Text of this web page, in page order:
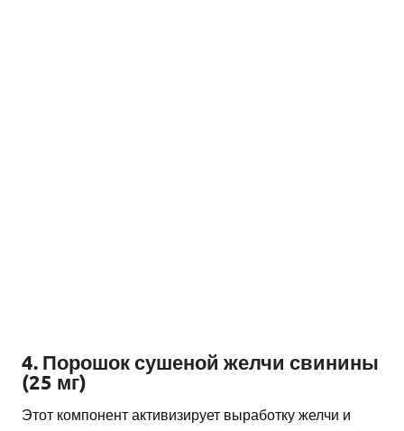
4. Порошок сушеной желчи свинины
(25 мг)
Этот компонент активизирует выработку желчи и